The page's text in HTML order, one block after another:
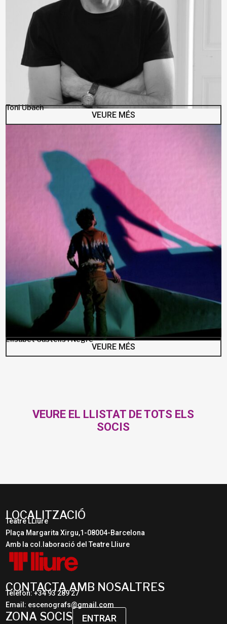
Toni Ubach
VEURE MÉS
Elisabet Castells i Negre
VEURE MÉS
VEURE EL LLISTAT DE TOTS ELS
SOCIS
LOCALITZACIÓ
Teatre LLiure
Plaça Margarita Xirgu,1-08004-Barcelona
Amb la col.laboració del Teatre Lliure
CONTACTA AMB NOSALTRES
Telèfon: +34 93 289 27
Email: escenografs@gmail.com
ZONA SOCIS ENTRAR